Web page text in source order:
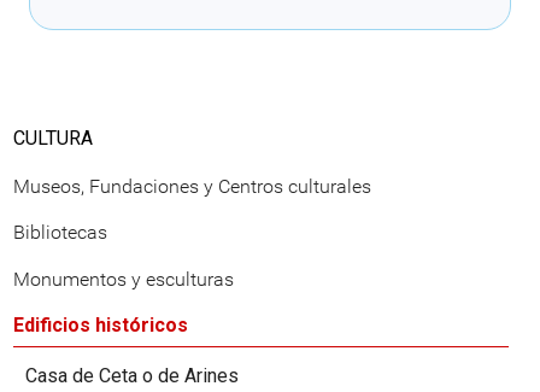
CULTURA
Museos, Fundaciones y Centros culturales
Bibliotecas
Monumentos y esculturas
Edificios históricos
Casa de Ceta o de Arines